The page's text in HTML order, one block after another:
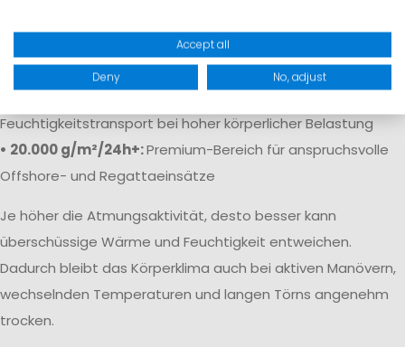
• 10.000 g/m²/24h:Gute Atmungsaktivität für aktive Segler
Feuchtigkeitstransport bei hoher körperlicher Belastung
• 20.000 g/m²/24h+:Premium-Bereich für anspruchsvolle
Offshore- und Regattaeinsätze
Je höher die Atmungsaktivität, desto besser kann
überschüssige Wärme und Feuchtigkeit entweichen.
Dadurch bleibt das Körperklima auch bei aktiven Manövern,
wechselnden Temperaturen und langen Törns angenehm
trocken.
Accept all
Deny No, adjust